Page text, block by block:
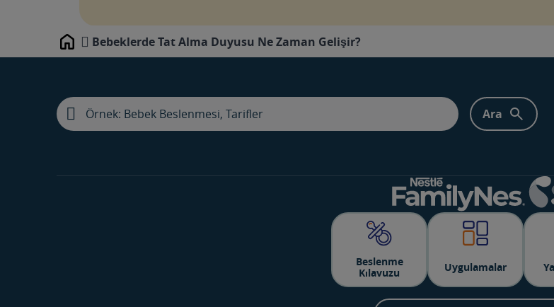
Home Bebeklerde Tat Alma Duyusu Ne Zaman Gelişir?
Beslenme
Kılavuzu
Uygulamalar